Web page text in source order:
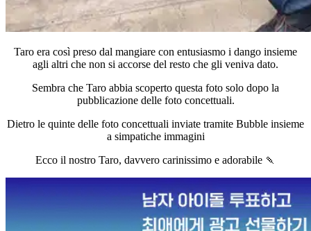
Taro era così preso dal mangiare con entusiasmo i dango insieme
agli altri che non si accorse del resto che gli veniva dato.
Sembra che Taro abbia scoperto questa foto solo dopo la
pubblicazione delle foto concettuali.
Dietro le quinte delle foto concettuali inviate tramite Bubble insieme
a simpatiche immagini
Ecco il nostro Taro, davvero carinissimo e adorabile 🍡